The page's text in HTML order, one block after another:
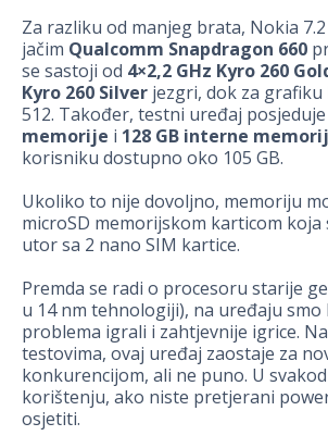
Za razliku od manjeg brata, Nokia
jačim Qualcomm Snapdragon 660
se sastoji od 4×2,2 GHz Kyro 260
Kyro 260 Silver jezgri, dok za
512. Također, testni uređaj posjeduje
memorije i 128 GB interne
korisniku dostupno oko 105 GB.
Ukoliko to nije dovoljno, memoriju
microSD memorijskom karticom koja
utor sa 2 nano SIM kartice.
Premda se radi o procesoru starije
u 14 nm tehnologiji), na uređaju smo
problema igrali i zahtjevnije igrice.
testovima, ovaj uređaj zaostaje za
konkurencijom, ali ne puno. U
korištenju, ako niste pretjerani
osjetiti.